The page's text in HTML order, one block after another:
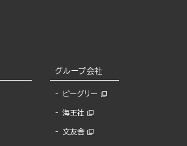
グループ会社
ビーグリー
海王社
文友舎